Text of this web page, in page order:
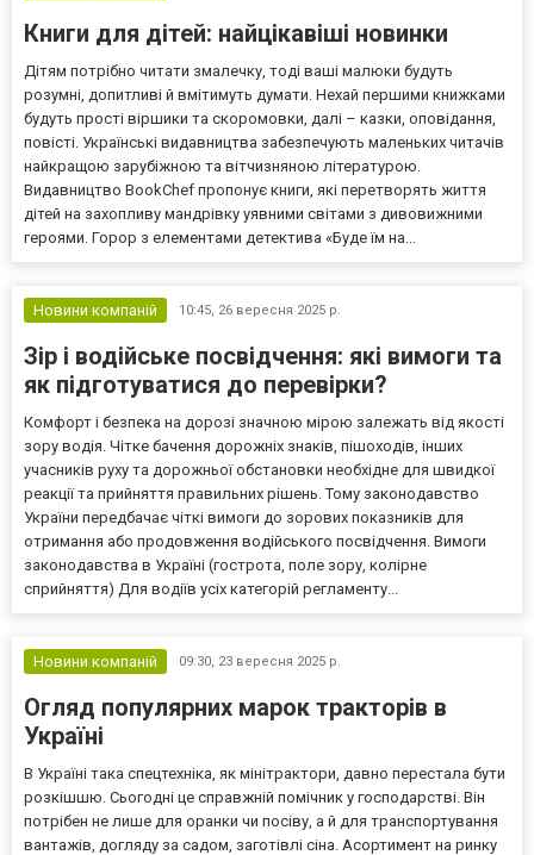
Книги для дітей: найцікавіші новинки
Дітям потрібно читати змалечку, тоді ваші малюки будуть
розумні, допитливі й вмітимуть думати. Нехай першими книжками
будуть прості віршики та скоромовки, далі – казки, оповідання,
повісті. Українські видавництва забезпечують маленьких читачів
найкращою зарубіжною та вітчизняною літературою.
Видавництво BookChef пропонує книги, які перетворять життя
дітей на захопливу мандрівку уявними світами з дивовижними
героями. Горор з елементами детектива «Буде їм на...
Новини компаній 10:45, 26 вересня 2025 р.
Зір і водійське посвідчення: які вимоги та
як підготуватися до перевірки?
Комфорт і безпека на дорозі значною мірою залежать від якості
зору водія. Чітке бачення дорожніх знаків, пішоходів, інших
учасників руху та дорожньої обстановки необхідне для швидкої
реакції та прийняття правильних рішень. Тому законодавство
України передбачає чіткі вимоги до зорових показників для
отримання або продовження водійського посвідчення. Вимоги
законодавства в Україні (гострота, поле зору, колірне
сприйняття) Для водіїв усіх категорій регламенту...
Новини компаній 09:30, 23 вересня 2025 р.
Огляд популярних марок тракторів в
Україні
В Україні така спецтехніка, як мінітрактори, давно перестала бути
розкішшю. Сьогодні це справжній помічник у господарстві. Він
потрібен не лише для оранки чи посіву, а й для транспортування
вантажів, догляду за садом, заготівлі сіна. Асортимент на ринку